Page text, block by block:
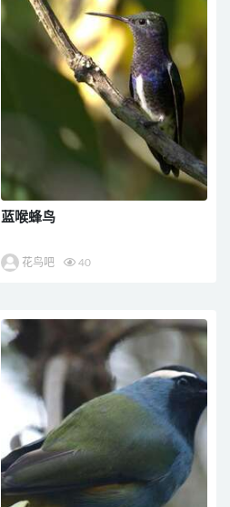
蓝喉蜂鸟
花鸟吧 40